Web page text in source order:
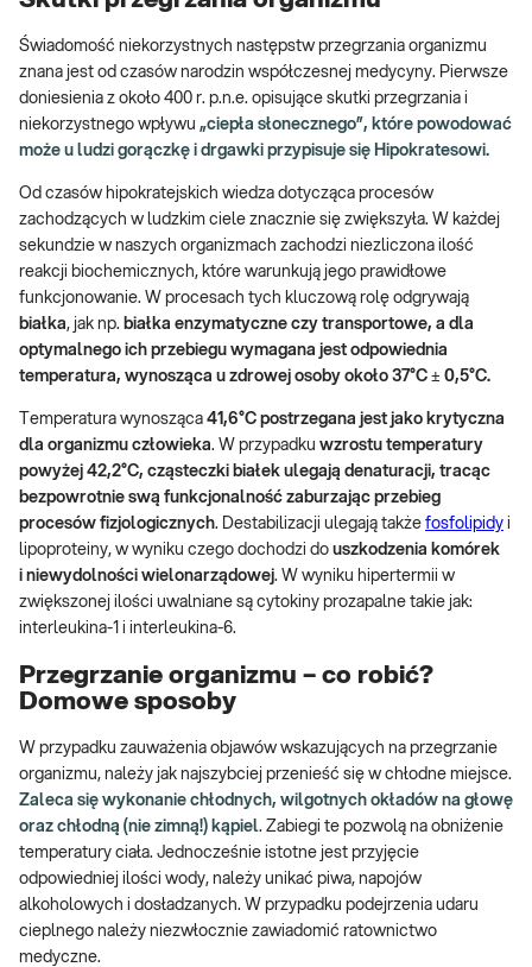
Świadomość niekorzystnych następstw przegrzania organizmu
znana jest od czasów narodzin współczesnej medycyny. Pierwsze
doniesienia z około 400 r. p.n.e. opisujące skutki przegrzania i
niekorzystnego wpływu „ciepła słonecznego”, które powodować
może u ludzi gorączkę i drgawki przypisuje się Hipokratesowi.
Od czasów hipokratejskich wiedza dotycząca procesów
zachodzących w ludzkim ciele znacznie się zwiększyła. W każdej
sekundzie w naszych organizmach zachodzi niezliczona ilość
reakcji biochemicznych, które warunkują jego prawidłowe
funkcjonowanie. W procesach tych kluczową rolę odgrywają
białka, jak np. białka enzymatyczne czy transportowe, a dla
optymalnego ich przebiegu wymagana jest odpowiednia
temperatura, wynosząca u zdrowej osoby około 37°C ± 0,5°C.
Temperatura wynosząca 41,6°C postrzegana jest jako krytyczna
dla organizmu człowieka. W przypadku wzrostu temperatury
powyżej 42,2°C, cząsteczki białek ulegają denaturacji, tracąc
bezpowrotnie swą funkcjonalność zaburzając przebieg
procesów fizjologicznych. Destabilizacji ulegają także fosfolipidy i
lipoproteiny, w wyniku czego dochodzi do uszkodzenia komórek
i niewydolności wielonarządowej. W wyniku hipertermii w
zwiększonej ilości uwalniane są cytokiny prozapalne takie jak:
interleukina-1 i interleukina-6.
Przegrzanie organizmu – co robić?
Domowe sposoby
W przypadku zauważenia objawów wskazujących na przegrzanie
organizmu, należy jak najszybciej przenieść się w chłodne miejsce.
Zaleca się wykonanie chłodnych, wilgotnych okładów na głowę
oraz chłodną (nie zimną!) kąpiel. Zabiegi te pozwolą na obniżenie
temperatury ciała. Jednocześnie istotne jest przyjęcie
odpowiedniej ilości wody, należy unikać piwa, napojów
alkoholowych i dosładzanych. W przypadku podejrzenia udaru
cieplnego należy niezwłocznie zawiadomić ratownictwo
medyczne.